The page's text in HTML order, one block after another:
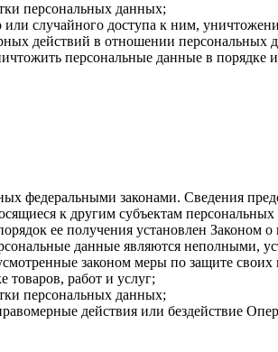
персональных данных;
случайного доступа к ним,
действий в отношении персональных
персональные данные в порядке
федеральными законами. Сведения
к другим субъектам
ее получения установлен Законом
данные являются неполными,
законом меры по защите своих
товаров, работ и услуг;
персональных данных;
действия или бездействие